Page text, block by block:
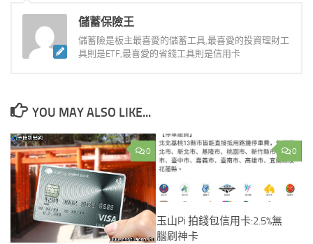
儲蓄保險王
儲蓄險是板主最喜愛的儲蓄工具,最喜愛的投資理財工
具則是ETF,最喜愛的省錢工具則是信用卡
YOU MAY ALSO LIKE...
0 0
玉山Pi 拍錢包信用卡:2.5%無
腦刷神卡